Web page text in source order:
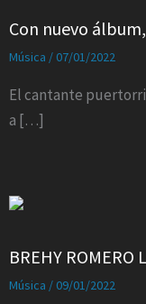
Con nuevo
Música / 07/01/2022
El cantante
a […]
BREHY ROMERO
Música / 09/01/2022